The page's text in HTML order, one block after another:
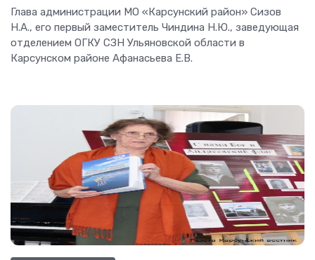
Глава администрации МО «Карсунский район» Сизов
Н.А., его первый заместитель Чиндина Н.Ю., заведующая
отделением ОГКУ СЗН Ульяновской области в
Карсунском районе Афанасьева Е.В.